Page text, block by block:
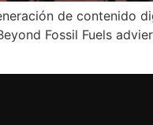
de contenido
Fossil Fuels